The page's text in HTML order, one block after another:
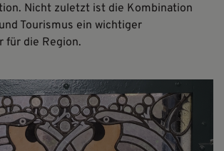
Nicht zuletzt ist die Kombination
Tourismus ein wichtiger
für die Region.